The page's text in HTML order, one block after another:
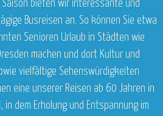
Saison bieten wir interessante und
Busreisen an. So können Sie etwa
Senioren Urlaub in Städten wie
machen und dort Kultur und
vielfältige Sehenswürdigkeiten
eine unserer Reisen ab 60 Jahren in
dem Erholung und Entspannung im